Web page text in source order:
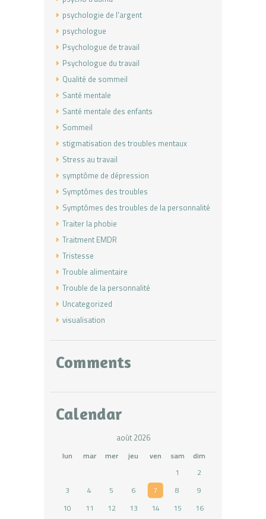
psychologie de l'argent
psychologue
Psychologue de travail
Psychologue du travail
Qualité de sommeil
Santé mentale
Santé mentale des enfants
Sommeil
stigmatisation des troubles mentaux
Stress au travail
symptôme de dépression
Symptômes des troubles
Symptômes des troubles de la personnalité
Traiter la phobie
Traitment EMDR
Tristesse
Trouble alimentaire
Trouble de la personnalité
Uncategorized
visualisation
Comments
Calendar
août 2026
lun mar mer jeu ven sam
dim
1
2
3
4 5 6 7 8
9
10
11 12 13 14 15
16